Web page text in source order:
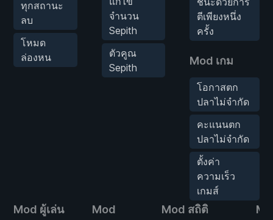
ทุกสถานะ
ลบ
โหมด
ล่องหน
จำนวน
Sepith
ตัวคูณ
Sepith
ตีเพียงหนึ่ง
ครั้ง
Mod เกม
โอกาสตก
ปลาไม่จำกัด
คะแนนตก
ปลาไม่จำกัด
ตั้งค่า
ความเร็ว
เกมส์
Mod ผู้เล่น
Mod
Mod สถิติ